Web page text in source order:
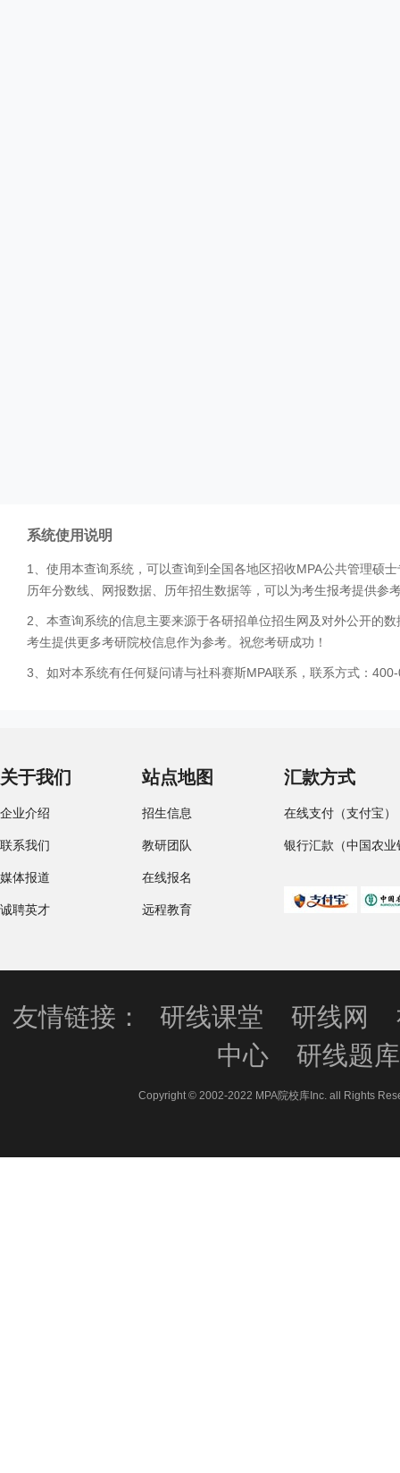
系统使用说明
1、使用本查询系统，可以查询到全国各地区招收MPA公共管理硕
历年分数线、网报数据、历年招生数据等，可以为考生报考提供参
2、本查询系统的信息主要来源于各研招单位招生网及对外公开的
考生提供更多考研院校信息作为参考。祝您考研成功！
3、如对本系统有任何疑问请与社科赛斯MPA联系，联系方式：
关于我们
企业介绍
联系我们
媒体报道
诚聘英才
站点地图
招生信息
教研团队
在线报名
远程教育
汇款方式
在线支付（支付宝）
银行汇款（中国农业
友情链接： 研线课堂 研线网
中心
研线题库
Copyright © 2002-2022 MPA院校库Inc. all Rights